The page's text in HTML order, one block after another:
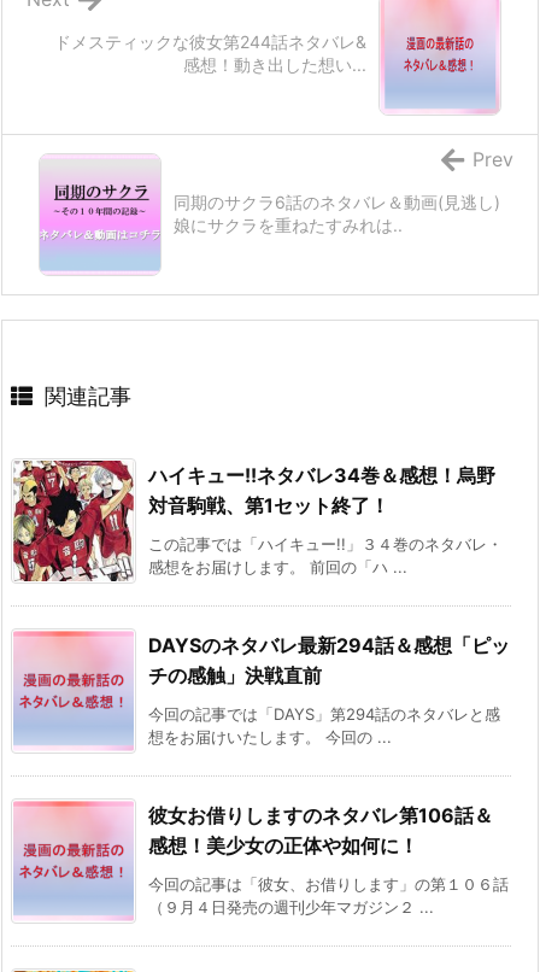
ドメスティックな彼女第244話ネタバレ&
感想！動き出した想い...
同期のサクラ6話のネタバレ＆動画(見逃し)
娘にサクラを重ねたすみれは..
Prev
関連記事
ハイキュー!!ネタバレ34巻＆感想！烏野
対音駒戦、第1セット終了！
この記事では「ハイキュー!!」３４巻のネタバレ・
感想をお届けします。 前回の「ハ ...
DAYSのネタバレ最新294話＆感想「ピッ
チの感触」決戦直前
今回の記事では「DAYS」第294話のネタバレと感
想をお届けいたします。 今回の ...
彼女お借りしますのネタバレ第106話＆
感想！美少女の正体や如何に！
今回の記事は「彼女、お借りします」の第１０６話
（９月４日発売の週刊少年マガジン２ ...